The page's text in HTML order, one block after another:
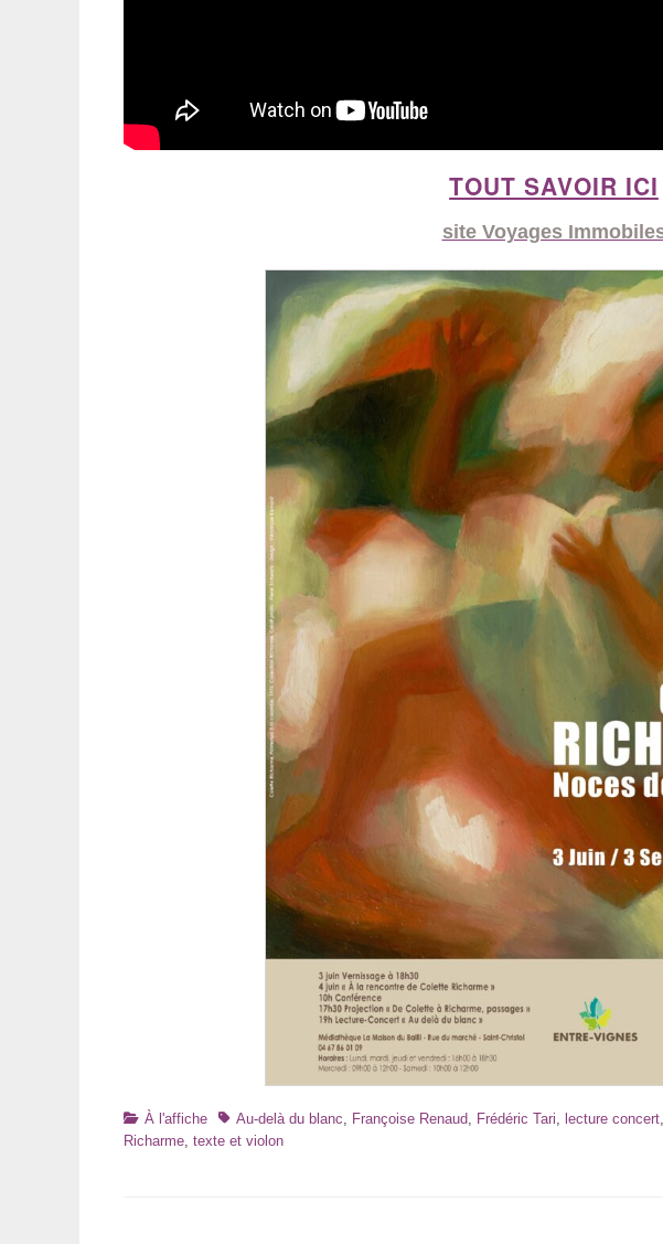
TOUT SAVOIR ICI
site Voyages
Catégories
À l'affiche TagsAu-delà du blanc, Françoise Renaud, Frédéric Tari, lecture concert,
Richarme, texte et violon